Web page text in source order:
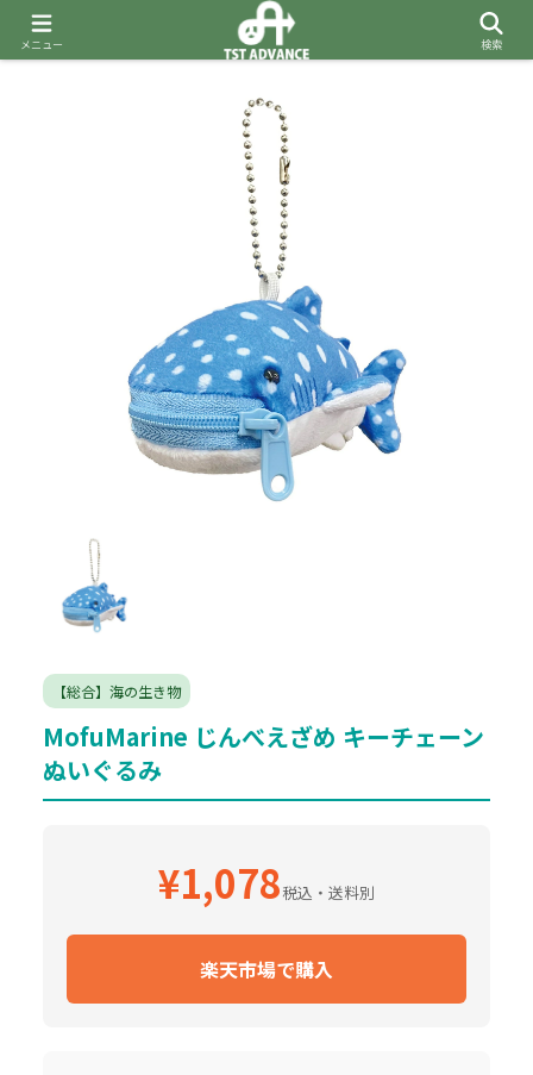
【総合】海の生き物
MofuMarine じんべえざめ キーチェーン
ぬいぐるみ
¥1,078税込・送料別
楽天市場で購入
メニュー 検索